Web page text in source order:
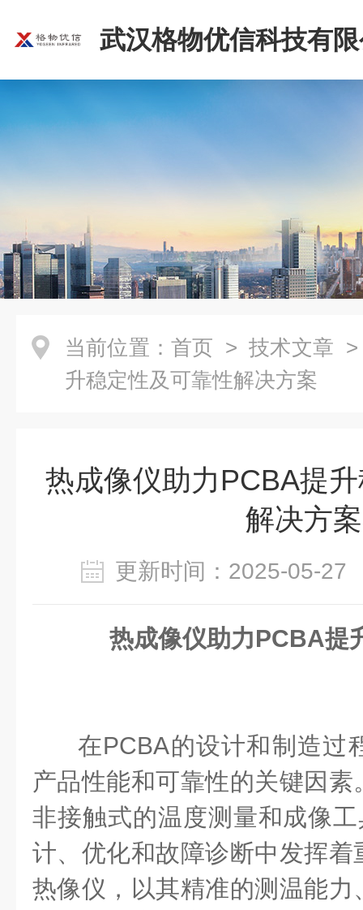
武汉格物优信科技有
当前位置： 首页 > 技术文章
升稳定性及可靠性解决方案
热成像仪助力PCBA提
解决方案
更新时间：2025-05-
热成像仪助力PCBA提
在PCBA的设计和制造过
产品性能和可靠性的关键因
非接触式的温度测量和成像
计、优化和故障诊断中发挥
热像仪，以其精准的测温能